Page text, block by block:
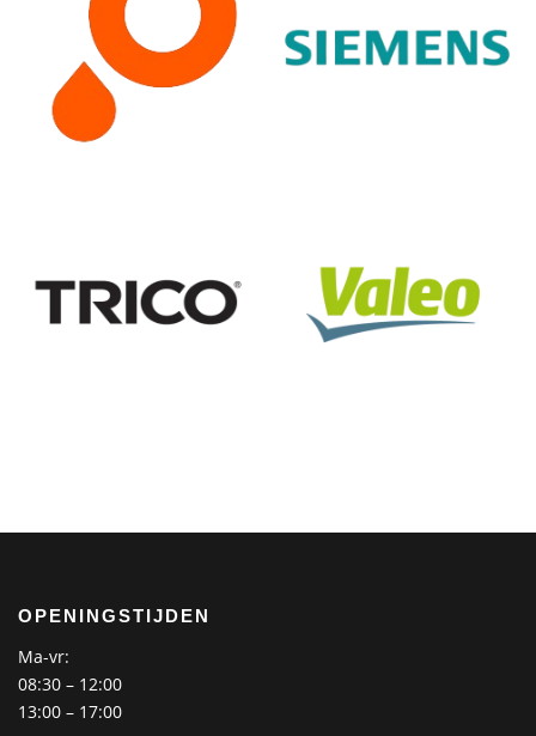
OPENINGSTIJDEN
Ma-vr:
08:30 – 12:00
13:00 – 17:00